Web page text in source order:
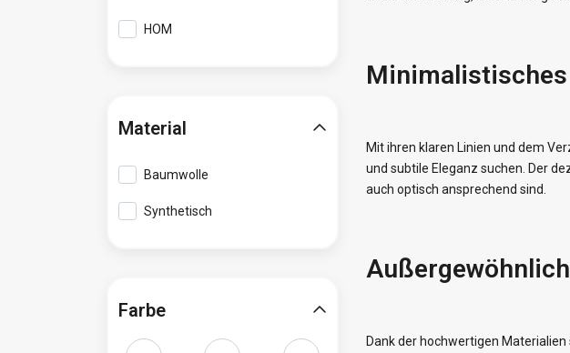
Mit ihren klaren Linien und dem
und subtile Eleganz suchen. Der
auch optisch ansprechend sind.
Dank der hochwertigen
HOM
Material
Baumwolle
Synthetisch
Farbe